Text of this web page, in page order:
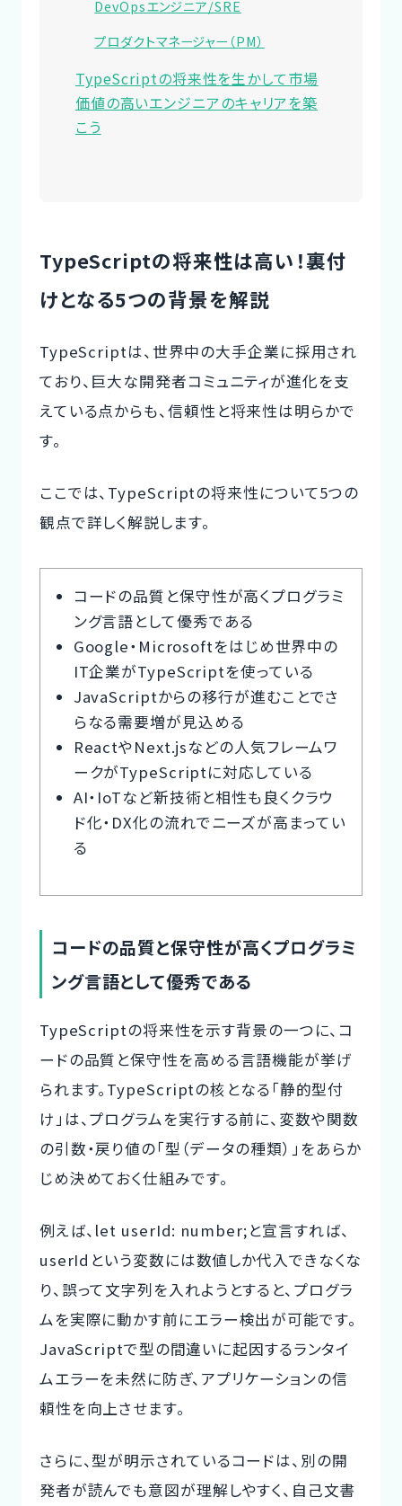
DevOpsエンジニア/SRE
プロダクトマネージャー（PM）
TypeScriptの将来性を生かして市場
価値の高いエンジニアのキャリアを築
こう
TypeScriptの将来性は高い！裏付
けとなる5つの背景を解説
TypeScriptは、世界中の大手企業に採用され
ており、巨大な開発者コミュニティが進化を支
えている点からも、信頼性と将来性は明らかで
す。
ここでは、TypeScriptの将来性について5つの
観点で詳しく解説します。
コードの品質と保守性が高くプログラミ
ング言語として優秀である
Google・Microsoftをはじめ世界中の
IT企業がTypeScriptを使っている
JavaScriptからの移行が進むことでさ
らなる需要増が見込める
ReactやNext.jsなどの人気フレームワ
ークがTypeScriptに対応している
AI・IoTなど新技術と相性も良くクラウ
ド化・DX化の流れでニーズが高まってい
る
コードの品質と保守性が高くプログラミ
ング言語として優秀である
TypeScriptの将来性を示す背景の一つに、 コ
ードの品質と保守性を高める言語機能が挙げ
られます。TypeScriptの核となる「静的型付
け」は、プログラムを実行する前に、変数や関数
の引数・戻り値の「型（データの種類）」をあらか
じめ決めておく仕組みです。
例えば、let userId: number;と宣言すれば、
userIdという変数には数値しか代入できなくな
り、誤って文字列を入れようとすると、プログラ
ムを実際に動かす前にエラー検出が可能です。
JavaScriptで型の間違いに起因するランタイ
ムエラーを未然に防ぎ、アプリケーションの信
頼性を向上させます。
さらに、型が明示されているコードは、別の開
発者が読んでも意図が理解しやすく、自己文書